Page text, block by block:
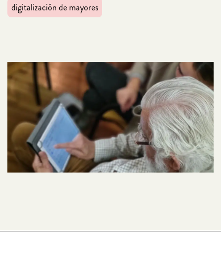
digitalización de mayores